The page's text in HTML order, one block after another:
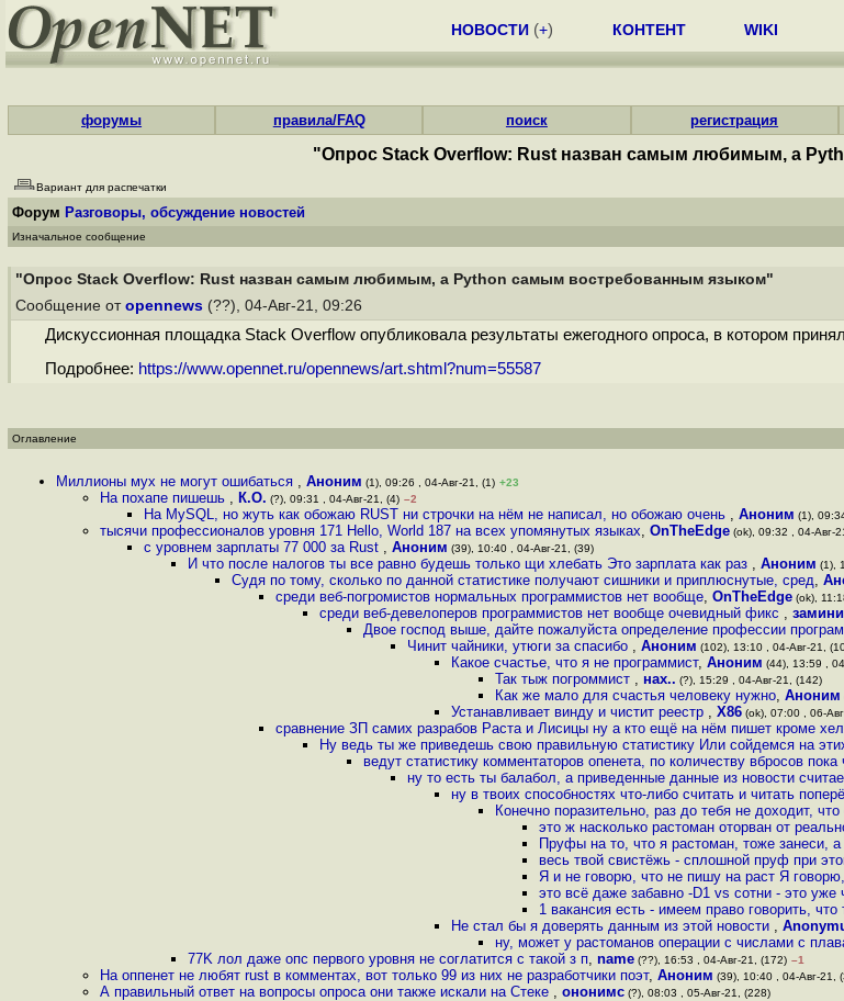
НОВОСТИ (+) КОНТЕНТ WIKI
форумы правила/FAQ поиск регистрация
"Опрос Stack Overflow: Rust назван самым любимым, а
Вариант для распечатки
Форум Разговоры, обсуждение новостей
Изначальное сообщение
"Опрос Stack Overflow: Rust назван самым любимым, а Python самым востребованным языком"
Сообщение от opennews (??), 04-Авг-21, 09:26
Дискуссионная площадка Stack Overflow опубликовала результаты ежегодного опроса, в котором
Подробнее: https://www.opennet.ru/opennews/art.shtml?num=55587
Оглавление
Миллионы мух не могут ошибаться , Аноним (1), 09:26 , 04-Авг-21, (1) +23
На похапе пишешь , К.О. (?), 09:31 , 04-Авг-21, (4) –2
На MySQL, но жуть как обожаю RUST ни строчки на нём не написал, но обожаю очень , Аноним (1),
тысячи профессионалов уровня 171 Hello, World 187 на всех упомянутых языках, OnTheEdge (ok), 09:32 , 04-Авг-
с уровнем зарплаты 77 000 за Rust , Аноним (39), 10:40 , 04-Авг-21, (39)
И что после налогов ты все равно будешь только щи хлебать Это зарплата как раз , Аноним (1),
Судя по тому, сколько по данной статистике получают сишники и приплюснутые, сред,
среди веб-погромистов нормальных программистов нет вообще, OnTheEdge (ok),
среди веб-девелоперов программистов нет вообще очевидный фикс ,
Двое господ выше, дайте пожалуйста определение профессии
Чинит чайники, утюги за спасибо , Аноним (102), 13:10 , 04-Авг-21,
Какое счастье, что я не программист, Аноним (44), 13:59 ,
Так тыж погроммист , нах.. (?), 15:29 , 04-Авг-21, (142)
Как же мало для счастья человеку нужно, Аноним
Устанавливает винду и чистит реестр , X86 (ok), 07:00 , 06-
сравнение ЗП самих разрабов Раста и Лисицы ну а кто ещё на нём пишет кроме
Ну ведь ты же приведешь свою правильную статистику Или сойдемся на
ведут статистику комментаторов опенета, по количеству вбросов
ну то есть ты балабол, а приведенные данные из новости
ну в твоих способностях что-либо считать и читать
Конечно поразительно, раз до тебя не доходит,
это ж насколько растоман оторван от
Пруфы на то, что я растоман, тоже занеси,
весь твой свистёжь - сплошной пруф при
Я и не говорю, что не пишу на раст Я
это всё даже забавно -D1 vs сотни - это уже
1 вакансия есть - имеем право говорить,
Не стал бы я доверять данным из этой новости ,
ну, может у растоманов операции с числами с
77K лол даже опс первого уровня не соглатится с такой з п, name (??), 16:53 , 04-Авг-21, (172) –1
На оппенет не любят rust в комментах, вот только 99 из них не разработчики поэт, Аноним (39), 10:40 , 04-Авг-21,
А правильный ответ на вопросы опроса они также искали на Стеке , ононимс (?), 08:03 , 05-Авг-21, (228)